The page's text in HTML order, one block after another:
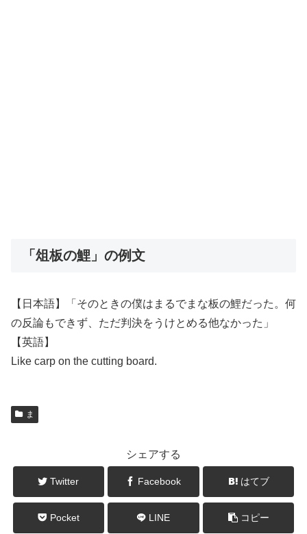
「俎板の鯉」の例文
【日本語】「そのときの僕はまるでまな板の鯉だった。何
の反論もできず、ただ判決をうけとめる他なかった」
【英語】
Like carp on the cutting board.
ま
シェアする
Twitter Facebook はてブ
Pocket LINE コピー